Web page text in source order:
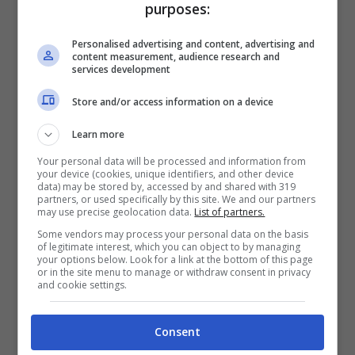
nei mesi invernali quando le temperature
sono particolarmente rigide, considerando
persino di abbassare ulteriormente
l’impostazione del termostato per ridurre i
cicli di funzionamento del compressore.
Scaldabagno elettrico: il
nemico nascosto delle
bollette salate
Lo scaldabagno elettrico è probabilmente
l’elettrodomestico più energivoro
presente nelle abitazioni
medio che può raggiungere 1500-2000
purposes:
Personalised advertising and content, advertising and
content measurement, audience research and
services development
Store and/or access information on a device
Learn more
Your personal data will be processed and information from
your device (cookies, unique identifiers, and other device
data) may be stored by, accessed by and shared with 319
partners, or used specifically by this site. We and our partners
may use precise geolocation data. List of partners.
Some vendors may process your personal data on the basis
of legitimate interest, which you can object to by managing
your options below. Look for a link at the bottom of this page
or in the site menu to manage or withdraw consent in privacy
and cookie settings.
Consent